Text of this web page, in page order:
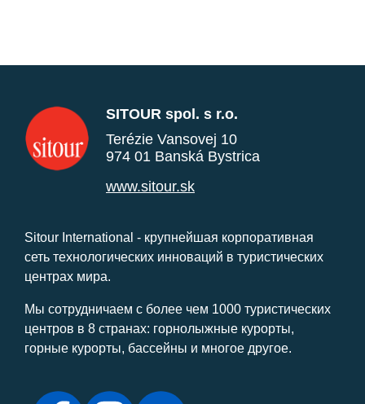
SITOUR spol. s r.o.
Terézie Vansovej 10
974 01 Banská Bystrica
www.sitour.sk
Sitour International - крупнейшая корпоративная
сеть технологических инноваций в туристических
центрах мира.
Мы сотрудничаем с более чем 1000 туристических
центров в 8 странах: горнолыжные курорты,
горные курорты, бассейны и многое другое.